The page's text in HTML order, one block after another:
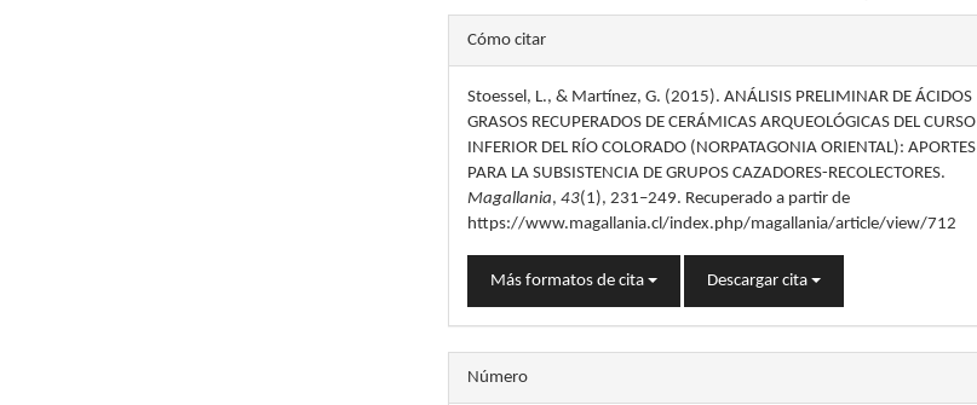
Detalles
del
artículo
Cómo citar
Stoessel, L., & Martínez, G. (2015). ANÁLISIS PRELIMINAR DE ÁCIDOS
GRASOS RECUPERADOS DE CERÁMICAS ARQUEOLÓGICAS DEL CURSO
INFERIOR DEL RÍO COLORADO (NORPATAGONIA ORIENTAL): APORTES
PARA LA SUBSISTENCIA DE GRUPOS CAZADORES-RECOLECTORES.
Magallania,43(1), 231–249. Recuperado a partir de
https://www.magallania.cl/index.php/magallania/article/view/712
Más formatos de cita Descargar cita
Número